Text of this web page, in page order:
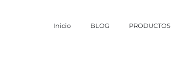
Inicio BLOG PRODUCTOS